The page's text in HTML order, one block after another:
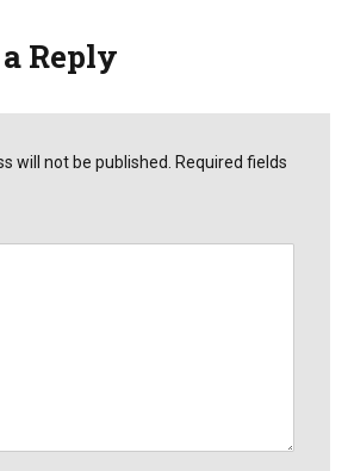
Reply
will not be published. Required fields